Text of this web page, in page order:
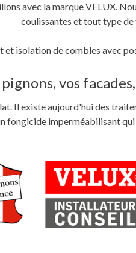
avec la marque VELUX.
coulissantes et tout type de
et isolation de combles avec
vos
Il existe aujourd'hui des
fongicide imperméabilisant